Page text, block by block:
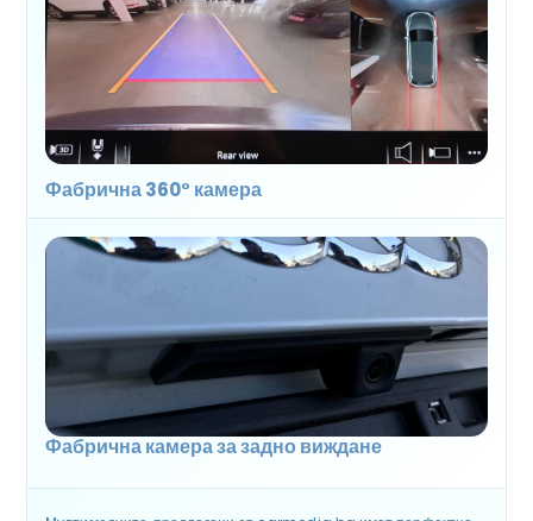
Фабрична 360° камера
Фабрична камера за задно виждане